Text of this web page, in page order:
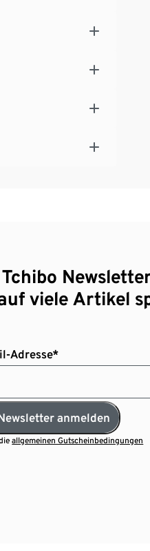
viele Artikel
Adresse*
anmelden
allgemeinen Gutscheinbedingungen